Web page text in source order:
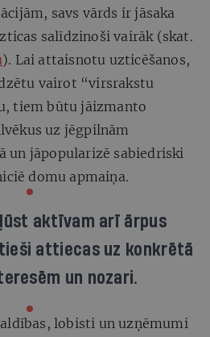
savs vārds ir jāsaka
salīdzinoši vairāk (skat.
). Lai attaisnotu uzticēšanos,
vairot “virsrakstu
tiem būtu jāizmanto
uz jēgpilnām
un jāpopularizē sabiedriski
domu apmaiņa.
aktīvam arī ārpus
attiecas uz konkrētā
un nozari.
lobisti un uzņēmumi